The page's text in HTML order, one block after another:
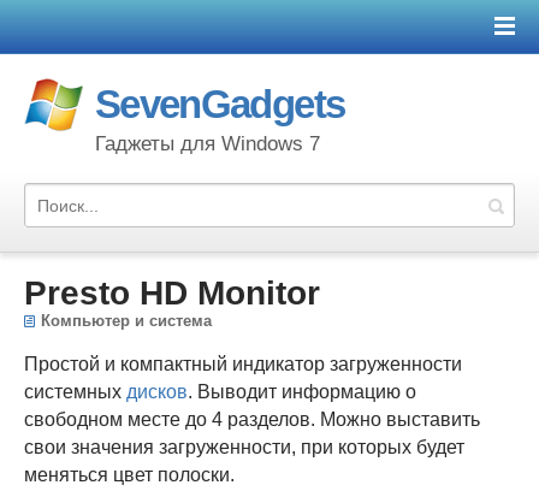
SevenGadgets
Гаджеты для Windows 7
Presto HD Monitor
Компьютер и система
Простой и компактный индикатор загруженности
системных дисков. Выводит информацию о
свободном месте до 4 разделов. Можно выставить
свои значения загруженности, при которых будет
меняться цвет полоски.